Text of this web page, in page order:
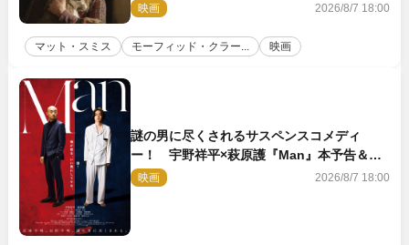
映画 2026/8/7 18:00
マット・スミス モーフィッド・クラー... 映画
謎の男に尽くされるサスペンスコメディ
ー！ 宇野祥平×萩原護『Man』本予告＆新
ビジュアル解禁
映画 2026/8/7 18:00